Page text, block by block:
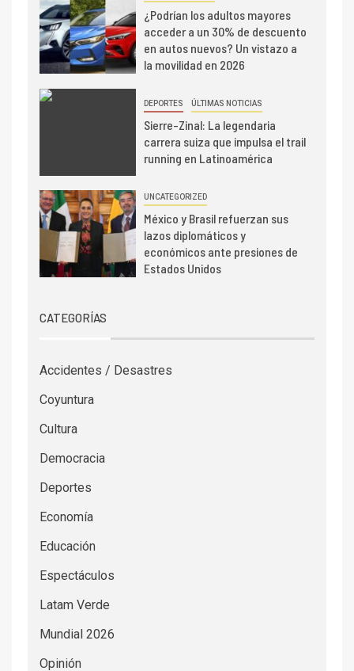
¿Podrían los adultos mayores
acceder a un 30% de descuento
en autos nuevos? Un vistazo a
la movilidad en 2026
DEPORTES ÚLTIMAS NOTICIAS
Sierre-Zinal: La legendaria
carrera suiza que impulsa el trail
running en Latinoamérica
UNCATEGORIZED
México y Brasil refuerzan sus
lazos diplomáticos y
económicos ante presiones de
Estados Unidos
CATEGORÍAS
Accidentes / Desastres
Coyuntura
Cultura
Democracia
Deportes
Economía
Educación
Espectáculos
Latam Verde
Mundial 2026
Opinión